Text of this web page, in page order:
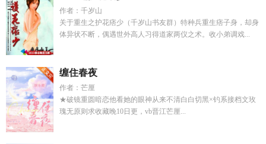
作者：千岁山
关于重生之护花痞少（千岁山书友群）特种兵重生痞子身，却身
体异状不断，偶遇世外高人习得道家两仪之术。收小弟调戏...
缠住春夜
作者：芒厘
★破镜重圆暗恋他看她的眼神从来不清白白切黑×钓系接档文玫
瑰无原则求收藏晚10日更，vb晋江芒厘...